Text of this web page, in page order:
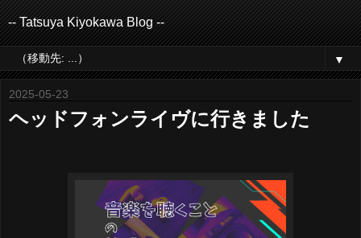
-- Tatsuya Kiyokawa Blog --
▼
2025-05-23
ヘッドフォンライヴに行きました